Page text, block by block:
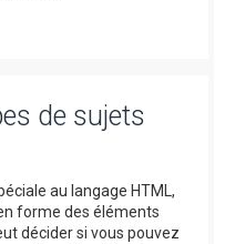
de sujets
au langage HTML,
forme des éléments
décider si vous pouvez